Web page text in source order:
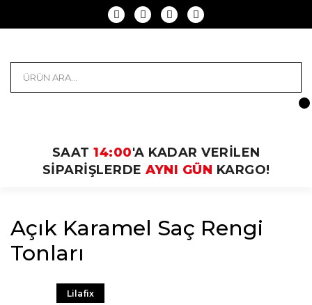
SAAT 14:00'A KADAR VERİLEN
SİPARİŞLERDE AYNI GÜN KARGO!
Açık Karamel Saç Rengi
Tonları
Lilafix